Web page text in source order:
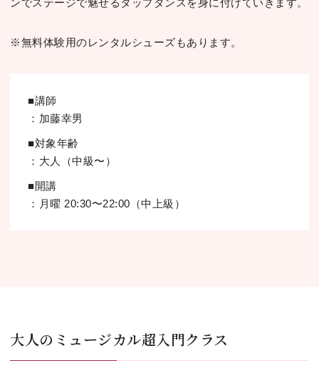
ンでステージで魅せるタップダンスを⾝に付けていきます。
※無料体験⽤のレンタルシューズもあります。
■講師
：加藤幸男
■対象年齢
：⼤⼈（中級〜）
■開講
：⽉曜 20:30〜22:00（中上級）
⼤⼈のミュージカル超⼊⾨クラス